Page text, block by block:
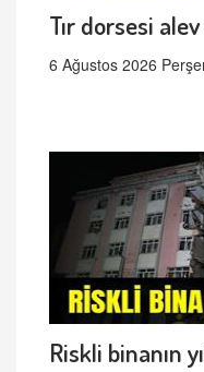
Tır dorsesi alev
6 Ağustos 2026
Riskli binanın